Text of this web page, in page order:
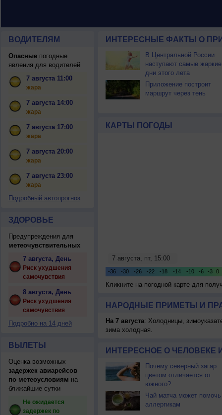
ВОДИТЕЛЯМ
Опасныепогодные
явления для водителей
7 августа 11:00
жара
7 августа 14:00
жара
7 августа 17:00
жара
7 августа 20:00
жара
7 августа 23:00
жара
Подробный автопрогноз
ЗДОРОВЬЕ
Предупреждения для
метеочувствительных
7 августа, День
Риск ухудшения
самочувствия
8 августа, День
Риск ухудшения
самочувствия
Подробно на 14 дней
ВЫЛЕТЫ
Оценка возможных
задержек авиарейсов
по метеоусловиям на
ближайшие сутки
Не ожидается
задержек по
ИНТЕРЕСНЫЕ ФАКТЫ О
В Центральной России
наступают самые жаркие
дни этого лета
Приложение построит
маршрут через тень
КАРТЫ ПОГОДЫ
Кликните на погодной карте для
НАРОДНЫЕ ПРИМЕТЫ И
На 7 августа: Холодницы,
зима холодная.
ИНТЕРЕСНОЕ О ЧЕЛОВЕКЕ
Почему северный загар
цветом отличается от
южного?
Чай матча может помочь
аллергикам